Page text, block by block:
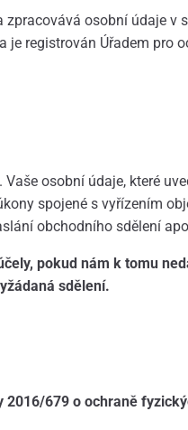
zpracovává osobní údaje v
registrován Úřadem pro
osobní údaje, které
spojené s vyřízením
obchodního sdělení
pokud nám k tomu
sdělení.
679 o ochraně